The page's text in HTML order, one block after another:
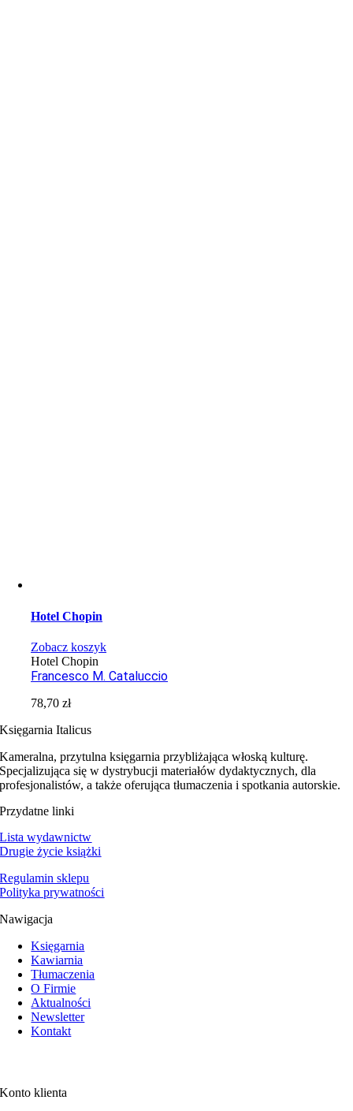
Hotel Chopin
Zobacz koszyk
Hotel Chopin
Francesco M. Cataluccio
78,70zł
Księgarnia Italicus
Kameralna, przytulna księgarnia przybliżająca włoską kulturę.
Specjalizująca się w dystrybucji materiałów dydaktycznych, dla
profesjonalistów, a także oferująca tłumaczenia i spotkania autorskie.
Przydatne linki
Lista wydawnictw
Drugie życie książki
Regulamin sklepu
Polityka prywatności
Nawigacja
Księgarnia
Kawiarnia
Tłumaczenia
O Firmie
Aktualności
Newsletter
Kontakt
Konto klienta